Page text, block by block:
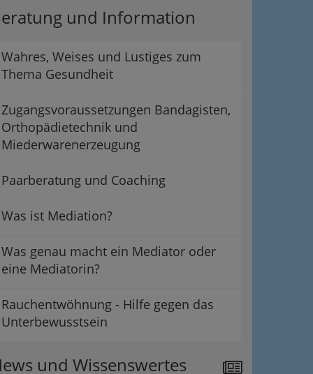
und Information
Wahres, Weises und Lustiges zum
Thema Gesundheit
Zugangsvoraussetzungen Bandagisten,
Orthopädietechnik und
Miederwarenerzeugung
Paarberatung und Coaching
Was ist Mediation?
Was genau macht ein Mediator oder
eine Mediatorin?
Rauchentwöhnung - Hilfe gegen das
Unterbewusstsein
und Wissenswertes